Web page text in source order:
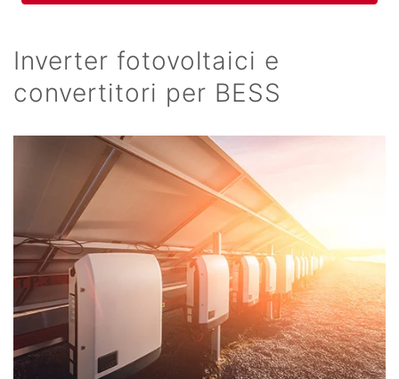
Inverter fotovoltaici e
convertitori per BESS